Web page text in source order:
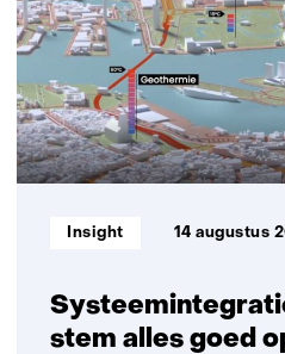
warmteopslag
optimaliseert
stem alles goed
Informatietype:
Insight 14 augustus